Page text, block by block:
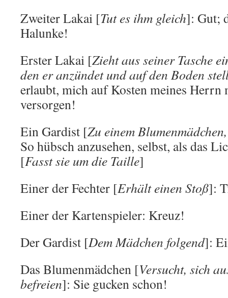
Zweiter Lakai [Tut es ihm gleich]: Gut;
Halunke!
Erster Lakai [Zieht aus seiner Tasche
den er anzündet und auf den Boden
erlaubt, mich auf Kosten meines Herrn
versorgen!
Ein Gardist [Zu einem
So hübsch anzusehen, selbst, als das
[Fasst sie um die Taille]
Einer der Fechter [Erhält einen Stoß]:
Einer der Kartenspieler: Kreuz!
Der Gardist [Dem Mädchen folgend]:
Das Blumenmädchen [Versucht, sich
befreien]: Sie gucken schon!